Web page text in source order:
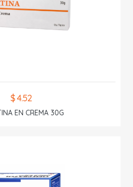
$ 4.52
EN CREMA 30G